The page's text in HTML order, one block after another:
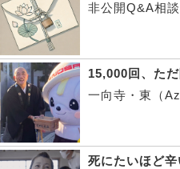
非公開Q&A相談
15,000回、た
一向寺・東（
死にたいほど